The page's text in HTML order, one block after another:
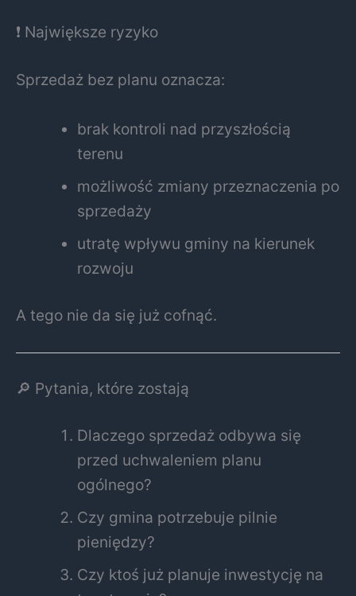
❗ Największe ryzyko
Sprzedaż bez planu oznacza:
brak kontroli nad przyszłością
terenu
możliwość zmiany przeznaczenia po
sprzedaży
utratę wpływu gminy na kierunek
rozwoju
A tego nie da się już cofnąć.
🔎 Pytania, które zostają
Dlaczego sprzedaż odbywa się
przed uchwaleniem planu
ogólnego?
Czy gmina potrzebuje pilnie
pieniędzy?
Czy ktoś już planuje inwestycję na